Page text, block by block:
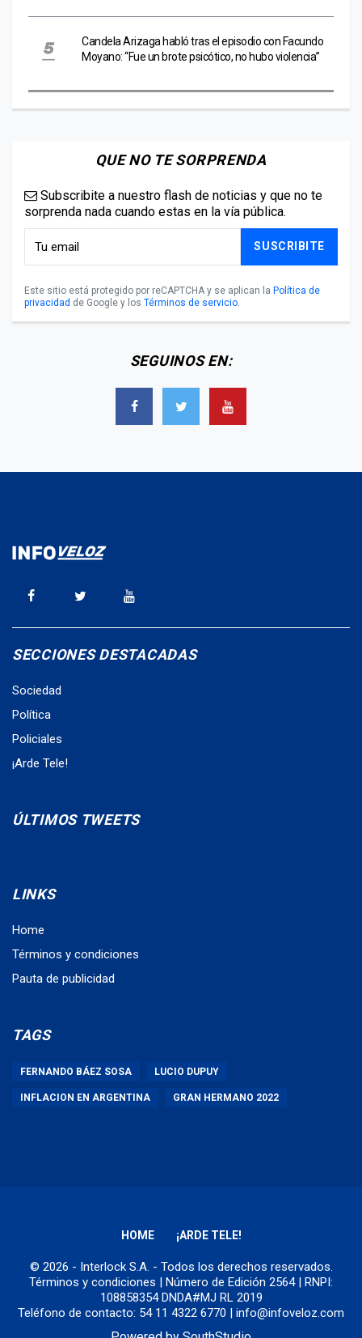
Candela Arizaga habló tras el episodio con Facundo
Moyano: “Fue un brote psicótico, no hubo violencia”
QUE NO TE SORPRENDA
Subscribite a nuestro flash de noticias y que no te
sorprenda nada cuando estas en la vía pública.
SUSCRIBITE
Este sitio está protegido por reCAPTCHA y se aplican la Política de
privacidad de Google y los Términos de servicio.
SEGUINOS EN:
SECCIONES DESTACADAS
Sociedad
Política
Policiales
¡Arde Tele!
ÚLTIMOS TWEETS
LINKS
Home
Términos y condiciones
Pauta de publicidad
TAGS
FERNANDO BÁEZ SOSA LUCIO DUPUY
INFLACION EN ARGENTINA GRAN HERMANO 2022
HOME ¡ARDE TELE!
© 2026 - Interlock S.A. - Todos los derechos reservados.
Términos y condiciones | Número de Edición 2564 | RNPI:
108858354 DNDA#MJ RL 2019
Teléfono de contacto: 54 11 4322 6770 | info@infoveloz.com